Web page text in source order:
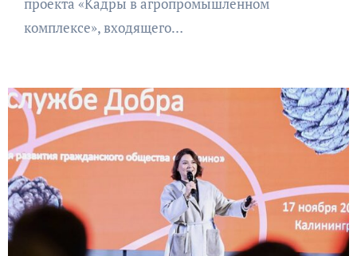
комплексе», входящего…